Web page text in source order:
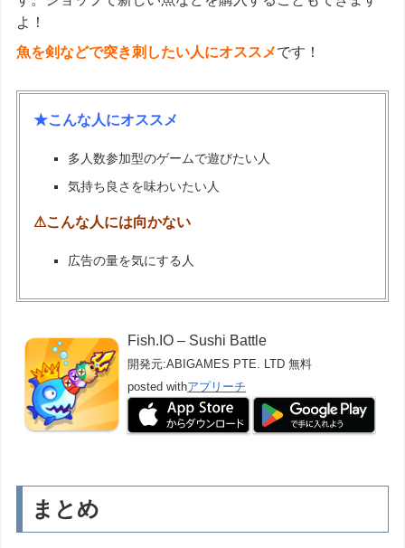
よ！
魚を剣などで突き刺したい人にオススメです！
★こんな人にオススメ
多人数参加型のゲームで遊びたい人
気持ち良さを味わいたい人
⚠こんな人には向かない
広告の量を気にする人
Fish.IO – Sushi Battle
開発元:ABIGAMES PTE. LTD 無料
posted withアプリーチ
まとめ